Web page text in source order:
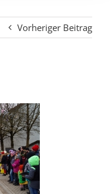
Vorheriger Beitrag